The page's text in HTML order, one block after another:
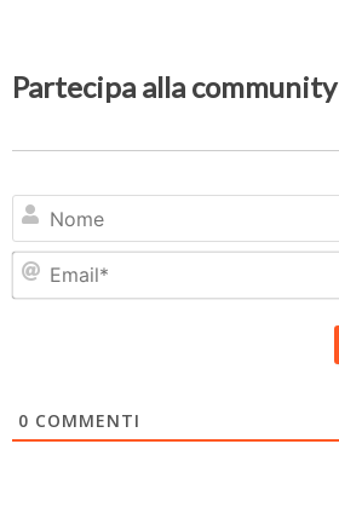
Partecipa alla community
0 COMMENTI